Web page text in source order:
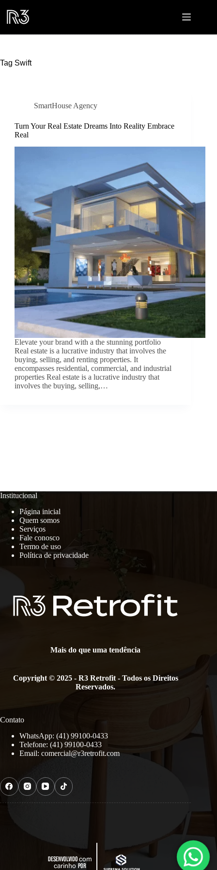
para
Tag Swift
SmartHouse Agency
Turn Your Real Estate Dreams Into Reality Embrace
Real
Elevate your brand with a the stunning portfolio
Real estate is a lucrative industry that involves the
buying, selling, and renting properties. It
encompasses residential, commercial, and industrial
properties Real estate is a lucrative industry that
involves the buying, selling,…
Institucional
Página inicial
Quem somos
Serviços
Fale conosco
Termo de uso
Política de privacidade
Mais do que uma tendência
Copyright © 2025 - R3 Retrofit - Todos os Direitos
Reservados.
Contato
WhatsApp: (41) 99100-0433
Telefone: (41) 99100-0433
Email: comercial@r3retrofit.com